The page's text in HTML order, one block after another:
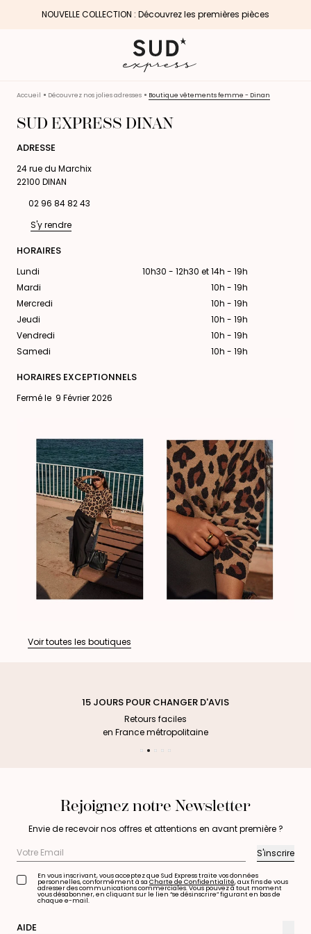
NOUVELLE COLLECTION : Découvrez les premières pièces
Accueil Découvrez nos jolies adresses Boutique vêtements femme - Dinan
SUD EXPRESS DINAN
ADRESSE
24 rue du Marchix
22100 DINAN
02 96 84 82 43
S'y rendre
HORAIRES
Lundi
10h30 - 12h30 et 14h - 19h
Mardi
10h - 19h
Mercredi
10h - 19h
Jeudi
10h - 19h
Vendredi
10h - 19h
Samedi
10h - 19h
HORAIRES EXCEPTIONNELS
Fermé le 9 Février 2026
Voir toutes les boutiques
15 JOURS POUR CHANGER D'AVIS
Retours faciles
en France métropolitaine
AIDE
Rejoignez notre Newsletter
Envie de recevoir nos offres et attentions en avant première ?
S'inscrire
En vous inscrivant, vous acceptez que Sud Express traite vos données
personnelles, conformément à sa Charte de Confidentialité, aux fins de vous
adresser des communications commerciales. Vous pouvez à tout moment
vous désabonner, en cliquant sur le lien “se désinscrire” figurant en bas de
chaque e-mail.